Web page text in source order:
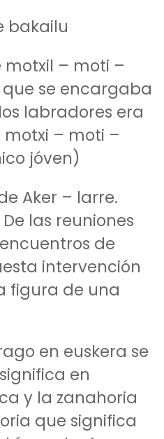
bakailu
motxil – moti –
se encargaba
labradores era
motxi – moti –
jóven)
Aker – larre.
las reuniones
de
intervención
figura de una
en euskera se
en
y la zanahoria
que significa